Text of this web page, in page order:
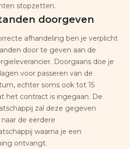
stopzetten.
doorgeven
afhandeling ben je verplicht
door te geven aan de
Doorgaans doe je
voor passeren van de
echter soms ook tot 15
het contract is ingegaan. De
zal deze gegeven
de eerdere
waarna je een
ontvangt.